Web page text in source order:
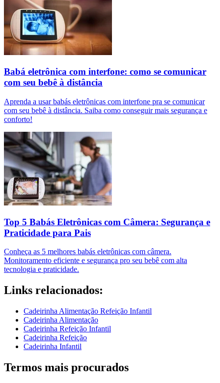
Babá eletrônica com interfone: como se comunicar
com seu bebê à distância
Aprenda a usar babás eletrônicas com interfone pra se comunicar
com seu bebê à distância. Saiba como conseguir mais segurança e
conforto!
Top 5 Babás Eletrônicas com Câmera: Segurança e
Praticidade para Pais
Conheça as 5 melhores babás eletrônicas com câmera.
Monitoramento eficiente e segurança pro seu bebê com alta
tecnologia e praticidade.
Links relacionados:
Cadeirinha Alimentação Refeição Infantil
Cadeirinha Alimentação
Cadeirinha Refeição Infantil
Cadeirinha Refeição
Cadeirinha Infantil
Termos mais procurados